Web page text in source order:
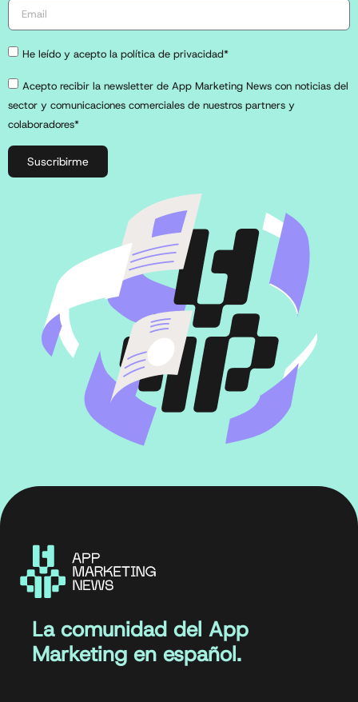
He leído y acepto la política de privacidad*
Acepto recibir la newsletter de App Marketing News con noticias del
sector y comunicaciones comerciales de nuestros partners y
colaboradores*
Suscribirme
La comunidad del App
Marketing en español.